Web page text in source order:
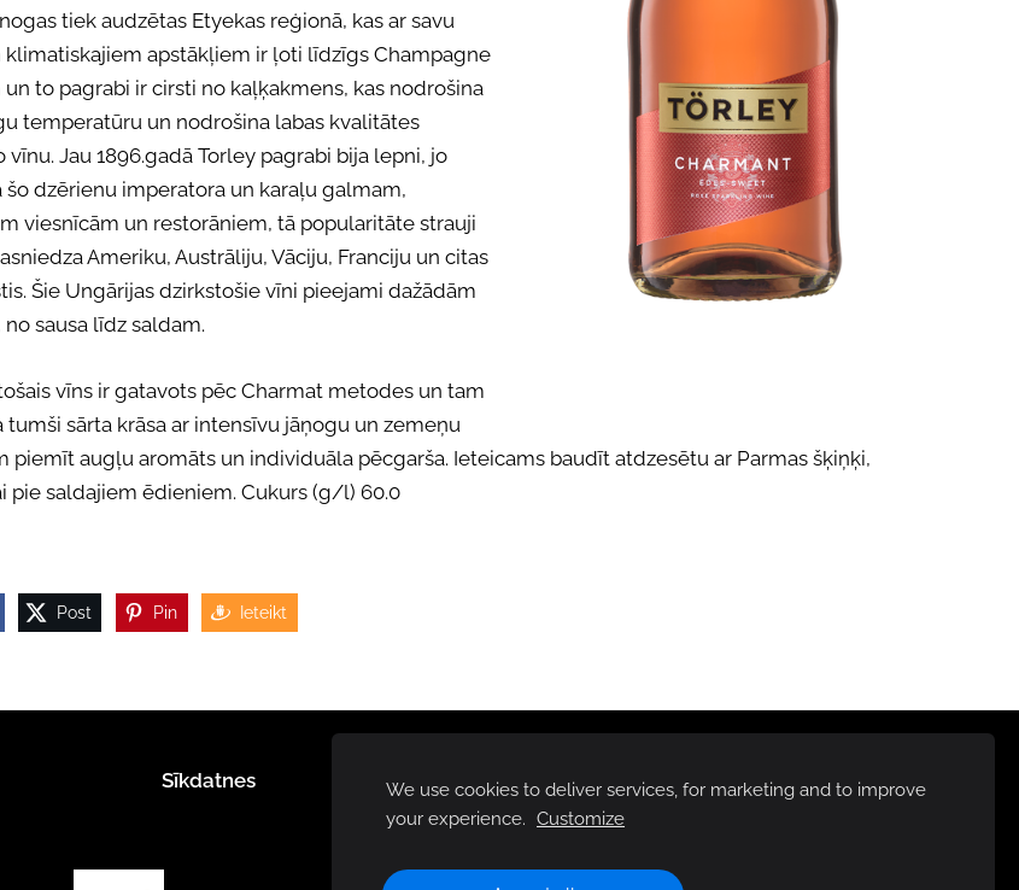
tiek audzētas Etyekas reģionā, kas ar savu
klimatiskajiem apstākļiem ir ļoti līdzīgs Champagne
to pagrabi ir cirsti no kaļķakmens, kas nodrošina
temperatūru un nodrošina labas kvalitātes
vīnu. Jau 1896.gadā Torley pagrabi bija lepni, jo
šo dzērienu imperatora un karaļu galmam,
viesnīcām un restorāniem, tā popularitāte strauji
Ameriku, Austrāliju, Vāciju, Franciju un citas
Šie Ungārijas dzirkstošie vīni pieejami dažādām
sausa līdz saldam.
vīns ir gatavots pēc Charmat metodes un tam
tumši sārta krāsa ar intensīvu jāņogu un zemeņu
piemīt augļu aromāts un individuāla pēcgarša. Ieteicams baudīt atdzesētu ar Parmas šķiņķi,
pie saldajiem ēdieniem. Cukurs (g/l) 60.0
Post Pin Ieteikt
Sīkdatnes
We use cookies to deliver services, for marketing and to improve
your experience. Customize